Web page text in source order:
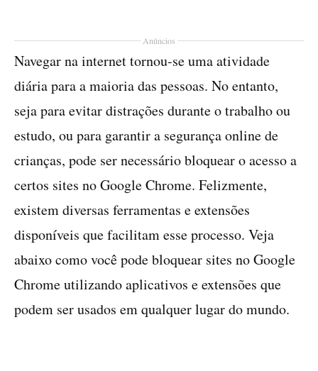
Anúncios
Navegar na internet tornou-se uma atividade
diária para a maioria das pessoas. No entanto,
seja para evitar distrações durante o trabalho ou
estudo, ou para garantir a segurança online de
crianças, pode ser necessário bloquear o acesso a
certos sites no Google Chrome. Felizmente,
existem diversas ferramentas e extensões
disponíveis que facilitam esse processo. Veja
abaixo como você pode bloquear sites no Google
Chrome utilizando aplicativos e extensões que
podem ser usados em qualquer lugar do mundo.